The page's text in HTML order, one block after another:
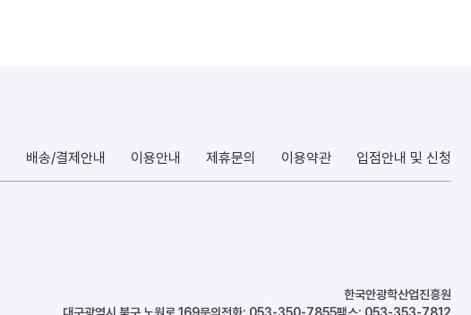
배송/결제안내 이용안내 제휴문의 이용약관 입점안내 및 신청
한국안광학산업진흥원
대구광역시 북구 노원로 169문의전화: 053-350-7855팩스: 053-353-7812